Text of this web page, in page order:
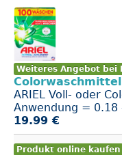
Weiteres Angebot bei
Colorwaschmittel
ARIEL Voll- oder
Anwendung = 0.18
19.99 €
Produkt online kaufen